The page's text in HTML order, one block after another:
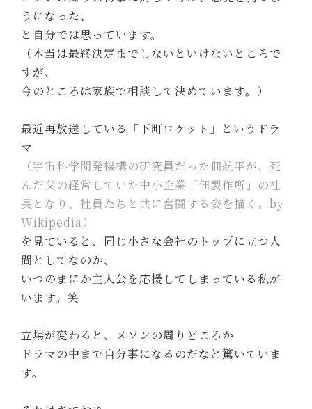
うになった、
と自分では思っています。
（本当は最終決定までしないといけないところで
すが、
今のところは家族で相談して決めています。）
最近再放送している「下町ロケット」というドラ
マ
（宇宙科学開発機構の研究員だった佃航平が、死
んだ父の経営していた中小企業「佃製作所」の社
長となり、社員たちと共に奮闘する姿を描く。by
Wikipedia）
を見ていると、同じ小さな会社のトップに立つ人
間としてなのか、
いつのまにか主人公を応援してしまっている私が
います。笑
立場が変わると、メソンの周りどころか
ドラマの中まで自分事になるのだなと驚いていま
す。